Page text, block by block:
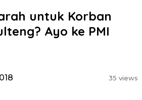
untuk Korban
Ayo ke PMI
35 views